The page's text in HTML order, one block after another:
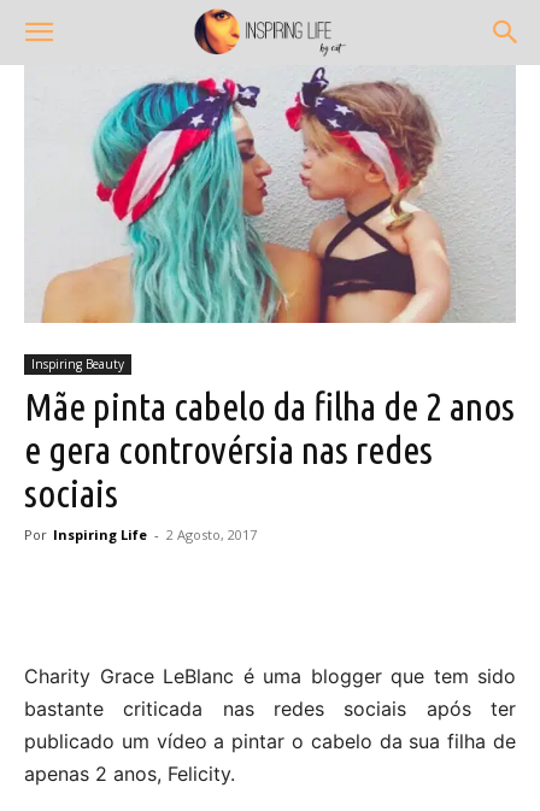
Inspiring Beauty
Mãe pinta cabelo da filha de 2 anos
e gera controvérsia nas redes
sociais
Por Inspiring Life - 2 Agosto, 2017
Charity Grace LeBlanc é uma blogger que tem sido
bastante criticada nas redes sociais após ter
publicado um vídeo a pintar o cabelo da sua filha de
apenas 2 anos, Felicity.